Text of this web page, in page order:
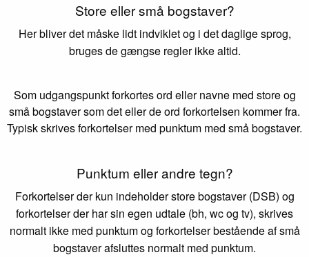
Store eller små bogstaver?
Her bliver det måske lidt indviklet og i det daglige sprog,
bruges de gængse regler ikke altid.
Som udgangspunkt forkortes ord eller navne med store og
små bogstaver som det eller de ord forkortelsen kommer fra.
Typisk skrives forkortelser med punktum med små bogstaver.
Punktum eller andre tegn?
Forkortelser der kun indeholder store bogstaver (DSB) og
forkortelser der har sin egen udtale (bh, wc og tv), skrives
normalt ikke med punktum og forkortelser bestående af små
bogstaver afsluttes normalt med punktum.